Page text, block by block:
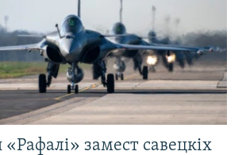
замест савецкіх